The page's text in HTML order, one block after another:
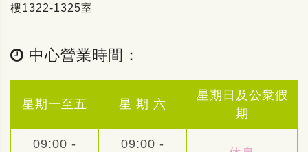
樓1322-1325室
中心營業時間：
星期一至五 星 期 六
星期日及公衆假
期
09:00 - 09:00 -